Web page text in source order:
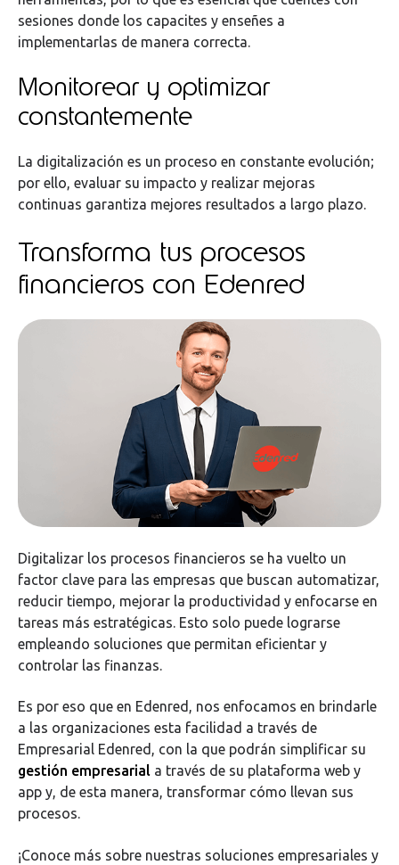
sesiones donde los capacites y enseñes a
implementarlas de manera correcta.
Monitorear y optimizar
constantemente
La digitalización es un proceso en constante evolución;
por ello, evaluar su impacto y realizar mejoras
continuas garantiza mejores resultados a largo plazo.
Transforma tus procesos
financieros con Edenred
Digitalizar los procesos financieros se ha vuelto un
factor clave para las empresas que buscan automatizar,
reducir tiempo, mejorar la productividad y enfocarse en
tareas más estratégicas. Esto solo puede lograrse
empleando soluciones que permitan eficientar y
controlar las finanzas.
Es por eso que en Edenred, nos enfocamos en brindarle
a las organizaciones esta facilidad a través de
Empresarial Edenred, con la que podrán simplificar su
gestión empresarial a través de su plataforma web y
app y, de esta manera, transformar cómo llevan sus
procesos.
¡Conoce más sobre nuestras soluciones empresariales y